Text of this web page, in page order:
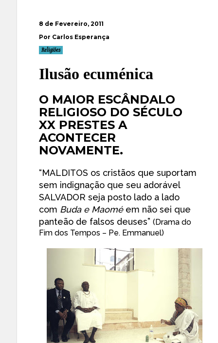
8 de Fevereiro, 2011
Por Carlos Esperança
Religiões
Ilusão ecuménica
O MAIOR ESCÂNDALO
RELIGIOSO DO SÉCULO
XX PRESTES A
ACONTECER
NOVAMENTE.
“MALDITOS os cristãos que suportam
sem indignação que seu adorável
SALVADOR seja posto lado a lado
com Buda e Maomé em não sei que
panteão de falsos deuses” (Drama do
Fim dos Tempos – Pe. Emmanuel)